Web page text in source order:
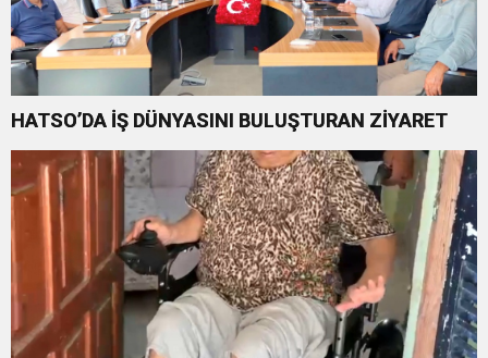
HATSO’DA İŞ DÜNYASINI BULUŞTURAN ZİYARET